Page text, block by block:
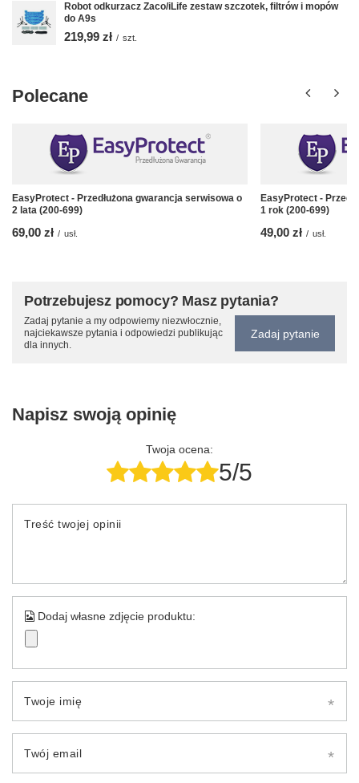
Robot odkurzacz Zaco/iLife zestaw szczotek, filtrów i mopów
do A9s
219,99 zł / szt.
Polecane
EasyProtect - Przedłużona gwarancja serwisowa o
2 lata (200-699)
69,00 zł / usł.
EasyProtect -
1 rok (200-699)
49,00 zł / usł.
Potrzebujesz pomocy? Masz pytania?
Zadaj pytanie a my odpowiemy niezwłocznie,
najciekawsze pytania i odpowiedzi publikując
dla innych.
Zadaj pytanie
Napisz swoją opinię
Twoja ocena:
5/5
Treść twojej opinii
Dodaj własne zdjęcie produktu:
Twoje imię
Twój email